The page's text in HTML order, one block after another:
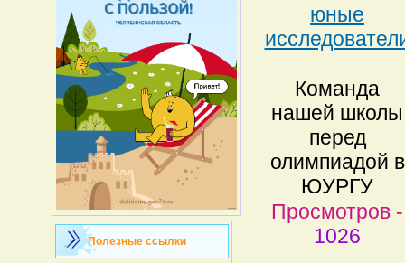
Полезные ссылки
юные
Команда
нашей школы
перед
олимпиадой в
ЮУРГУ
Просмотров -
1026